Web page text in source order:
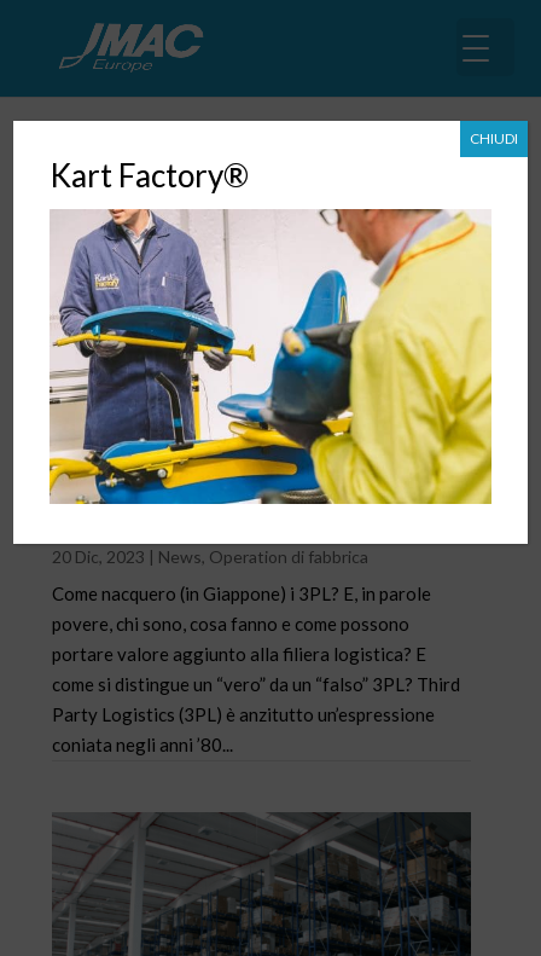
Il ruolo dei 3PL (Third Party
20 Dic, 2023 | News, Operation di fabbrica
Come nacquero (in Giappone) i 3PL? E, in parole
povere, chi sono, cosa fanno e come possono
portare valore aggiunto alla filiera logistica? E
come si distingue un “vero” da un “falso” 3PL? Third
Party Logistics (3PL) è anzitutto un’espressione
coniata negli anni ’80...
Kart Factory®
CHIUDI